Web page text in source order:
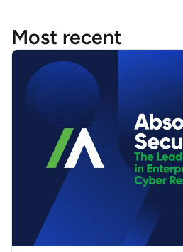
Most recent